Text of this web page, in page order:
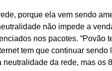
porque ela vem sendo
não impede a
nos pacotes. “Povão
tem que continuar
da rede, mas os